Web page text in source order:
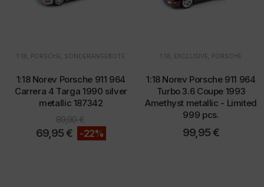
1:18 PORSCHE SONDERANGEBOTE
1:18 Norev Porsche 911 964
Carrera 4 Targa 1990 silver
metallic 187342
89,90€
69,95€ -22%
1:18 EXCLUSIVE PORSCHE
1:18 Norev Porsche 911 964
Turbo 3.6 Coupe 1993
Amethyst metallic - Limited
999 pcs.
99,95€